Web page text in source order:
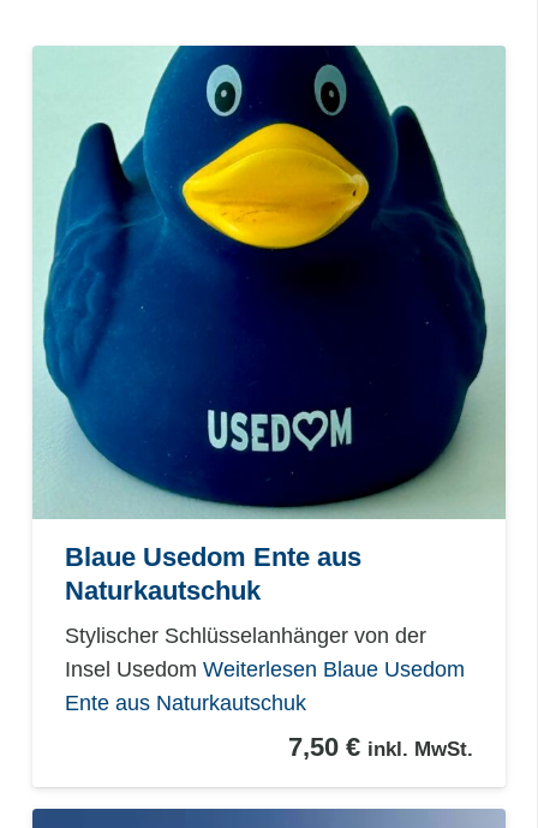
Blaue Usedom Ente aus
Naturkautschuk
Stylischer Schlüsselanhänger von der
Insel Usedom Weiterlesen Blaue Usedom
Ente aus Naturkautschuk
7,50 € inkl. MwSt.